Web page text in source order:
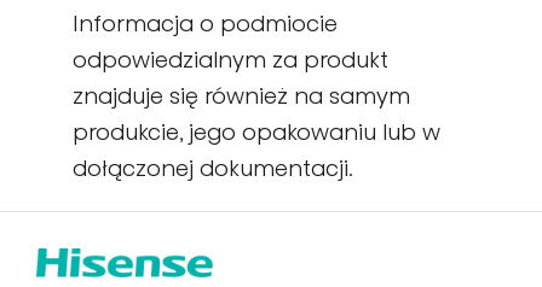
Informacja o podmiocie
odpowiedzialnym za produkt
znajduje się również na samym
produkcie, jego opakowaniu lub w
dołączonej dokumentacji.